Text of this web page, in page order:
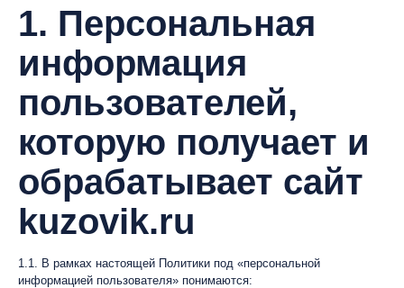
1. Персональная
информация
пользователей,
которую получает и
обрабатывает сайт
kuzovik.ru
1.1. В рамках настоящей Политики под «персональной
информацией пользователя» понимаются: